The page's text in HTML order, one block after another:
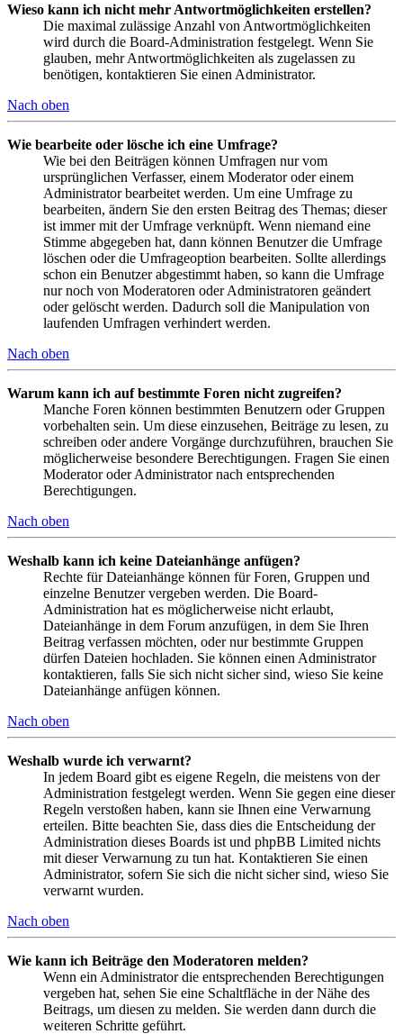
Wieso kann ich nicht mehr Antwortmöglichkeiten erstellen?
Die maximal zulässige Anzahl von Antwortmöglichkeiten
wird durch die Board-Administration festgelegt. Wenn Sie
glauben, mehr Antwortmöglichkeiten als zugelassen zu
benötigen, kontaktieren Sie einen Administrator.
Nach oben
Wie bearbeite oder lösche ich eine Umfrage?
Wie bei den Beiträgen können Umfragen nur vom
ursprünglichen Verfasser, einem Moderator oder einem
Administrator bearbeitet werden. Um eine Umfrage zu
bearbeiten, ändern Sie den ersten Beitrag des Themas; dieser
ist immer mit der Umfrage verknüpft. Wenn niemand eine
Stimme abgegeben hat, dann können Benutzer die Umfrage
löschen oder die Umfrageoption bearbeiten. Sollte allerdings
schon ein Benutzer abgestimmt haben, so kann die Umfrage
nur noch von Moderatoren oder Administratoren geändert
oder gelöscht werden. Dadurch soll die Manipulation von
laufenden Umfragen verhindert werden.
Nach oben
Warum kann ich auf bestimmte Foren nicht zugreifen?
Manche Foren können bestimmten Benutzern oder Gruppen
vorbehalten sein. Um diese einzusehen, Beiträge zu lesen, zu
schreiben oder andere Vorgänge durchzuführen, brauchen Sie
möglicherweise besondere Berechtigungen. Fragen Sie einen
Moderator oder Administrator nach entsprechenden
Berechtigungen.
Nach oben
Weshalb kann ich keine Dateianhänge anfügen?
Rechte für Dateianhänge können für Foren, Gruppen und
einzelne Benutzer vergeben werden. Die Board-
Administration hat es möglicherweise nicht erlaubt,
Dateianhänge in dem Forum anzufügen, in dem Sie Ihren
Beitrag verfassen möchten, oder nur bestimmte Gruppen
dürfen Dateien hochladen. Sie können einen Administrator
kontaktieren, falls Sie sich nicht sicher sind, wieso Sie keine
Dateianhänge anfügen können.
Nach oben
Weshalb wurde ich verwarnt?
In jedem Board gibt es eigene Regeln, die meistens von der
Administration festgelegt werden. Wenn Sie gegen eine dieser
Regeln verstoßen haben, kann sie Ihnen eine Verwarnung
erteilen. Bitte beachten Sie, dass dies die Entscheidung der
Administration dieses Boards ist und phpBB Limited nichts
mit dieser Verwarnung zu tun hat. Kontaktieren Sie einen
Administrator, sofern Sie sich die nicht sicher sind, wieso Sie
verwarnt wurden.
Nach oben
Wie kann ich Beiträge den Moderatoren melden?
Wenn ein Administrator die entsprechenden Berechtigungen
vergeben hat, sehen Sie eine Schaltfläche in der Nähe des
Beitrags, um diesen zu melden. Sie werden dann durch die
weiteren Schritte geführt.